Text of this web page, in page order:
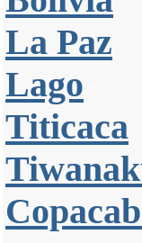
La Paz
Lago
Titicaca